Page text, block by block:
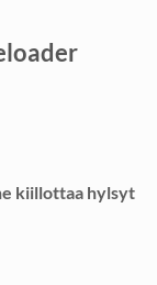
kiillottaa hylsyt